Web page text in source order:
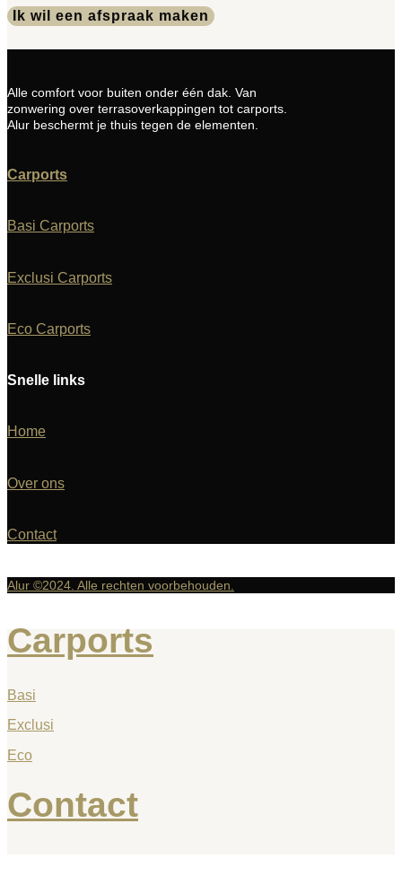
Ik wil een afspraak maken
Alle comfort voor buiten onder één dak. Van
zonwering over terrasoverkappingen tot carports.
Alur beschermt je thuis tegen de elementen.
Carports
Basi Carports
Exclusi Carports
Eco Carports
Snelle links
Home
Over ons
Contact
Alur ©2024. Alle rechten voorbehouden.
Carports
Basi
Exclusi
Eco
Contact